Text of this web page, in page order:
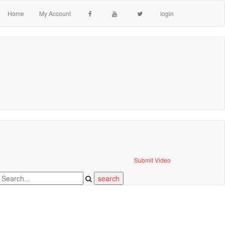
login
Home My Account
Submit Video